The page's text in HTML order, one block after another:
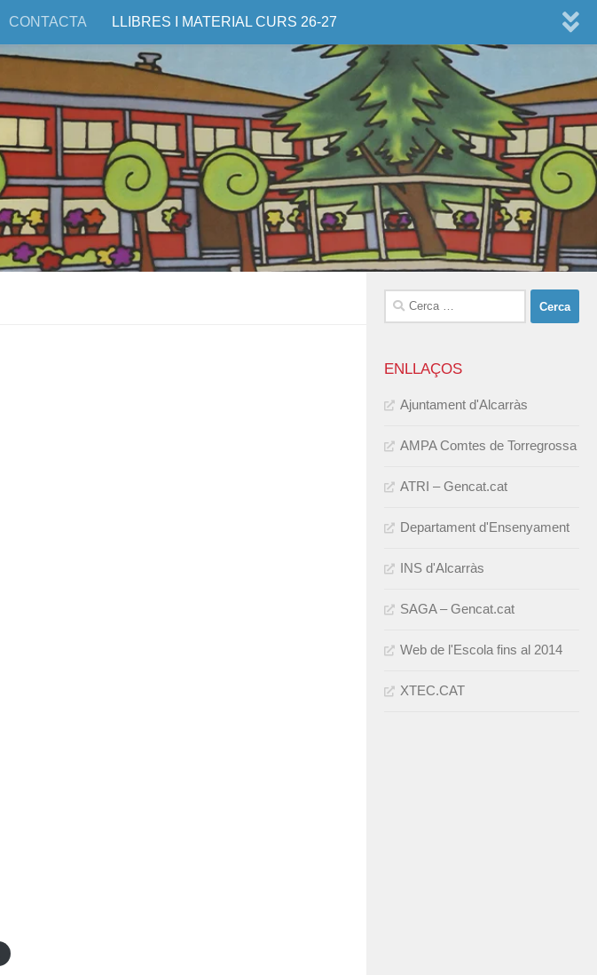
CONTACTA LLIBRES I MATERIAL CURS 26-27
Cerca:
ENLLAÇOS
Ajuntament d'Alcarràs
AMPA Comtes de Torregrossa
ATRI – Gencat.cat
Departament d'Ensenyament
INS d'Alcarràs
SAGA – Gencat.cat
Web de l'Escola fins al 2014
XTEC.CAT